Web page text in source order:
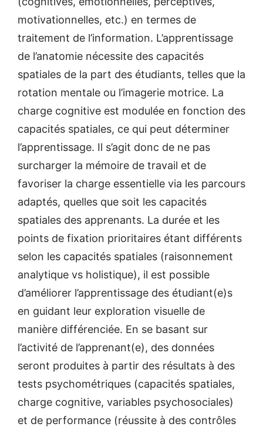
motivationnelles, etc.) en termes de
traitement de l’information. L’apprentissage
de l’anatomie nécessite des capacités
spatiales de la part des étudiants, telles que la
rotation mentale ou l’imagerie motrice. La
charge cognitive est modulée en fonction des
capacités spatiales, ce qui peut déterminer
l’apprentissage. Il s’agit donc de ne pas
surcharger la mémoire de travail et de
favoriser la charge essentielle via les parcours
adaptés, quelles que soit les capacités
spatiales des apprenants. La durée et les
points de fixation prioritaires étant différents
selon les capacités spatiales (raisonnement
analytique vs holistique), il est possible
d’améliorer l’apprentissage des étudiant(e)s
en guidant leur exploration visuelle de
manière différenciée. En se basant sur
l’activité de l’apprenant(e), des données
seront produites à partir des résultats à des
tests psychométriques (capacités spatiales,
charge cognitive, variables psychosociales)
et de performance (réussite à des contrôles